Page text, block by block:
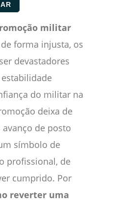
militar
forma injusta, os
devastadores
do militar na
deixa de
de posto
símbolo de
profissional, de
cumprido. Por
reverter uma